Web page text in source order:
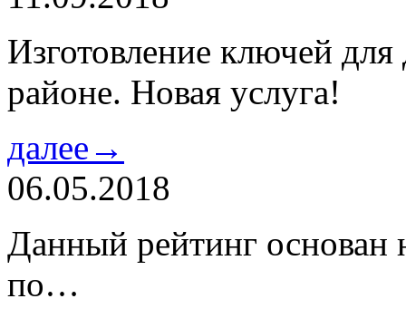
Изготовление ключей
районе. Новая услуга!
далее→
06.05.2018
Данный рейтинг основан
по…